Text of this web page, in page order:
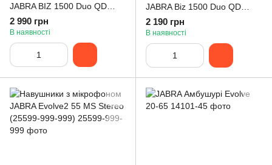
JABRA BIZ 1500 Duo QD
(1519-0154)
2 990 грн
В наявності
JABRA Biz 1500 Duo QD
(1513-0154)
2 190 грн
В наявності